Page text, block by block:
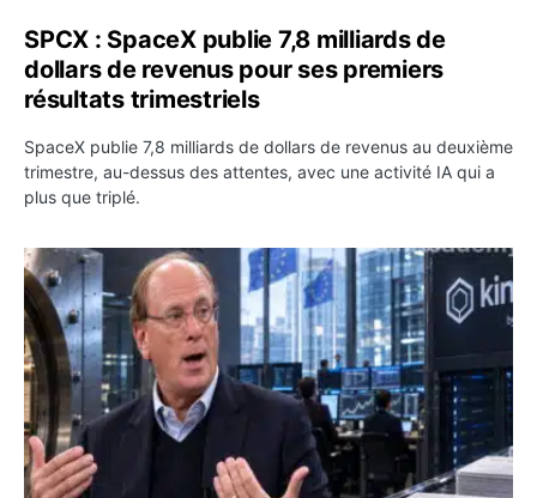
SPCX : SpaceX publie 7,8 milliards de
dollars de revenus pour ses premiers
résultats trimestriels
SpaceX publie 7,8 milliards de dollars de revenus au deuxième
trimestre, au-dessus des attentes, avec une activité IA qui a
plus que triplé.
BlackRock tokenise 311 milliards de dollars de fonds